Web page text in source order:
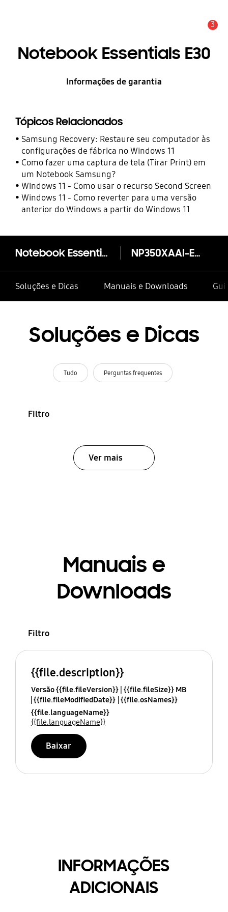
3
Notebook Essentials E30
Informações de garantia
Tópicos Relacionados
Samsung Recovery: Restaure seu computador às
configurações de fábrica no Windows 11
Como fazer uma captura de tela (Tirar Print) em
um Notebook Samsung?
Windows 11 - Como usar o recurso Second Screen
Windows 11 - Como reverter para uma versão
anterior do Windows a partir do Windows 11
Notebook Essentials E30 NP350XAAI-EXP
Soluções e Dicas Manuais e Downloads
Soluções e Dicas
Tudo Perguntas frequentes
Filtro
Ver mais
Manuais e
Downloads
Filtro
{{file.description}}
Versão {{file.fileVersion}} {{file.fileSize}} MB
{{file.fileModifiedDate}} {{file.osNames}}
{{file.languageName}}
{{file.languageName}}
Baixar
INFORMAÇÕES
ADICIONAIS